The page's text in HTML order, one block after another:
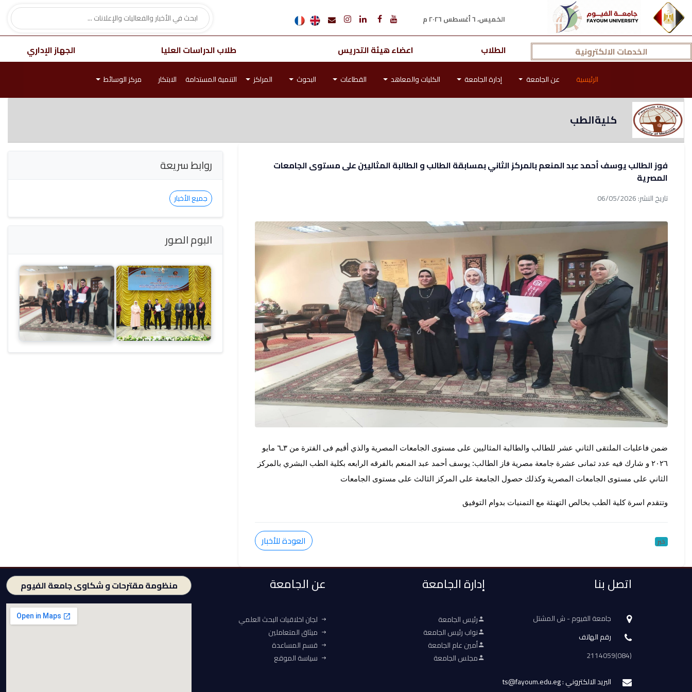
الخميس، ٦ أغسطس ٢٠٢٦ م
الخدمات الالكترونية الطلاب اعضاء هيئة التدريس طلاب الدراسات العليا الجهاز الإداري
الرئيسية عن الجامعة إدارة الجامعة الكليات والمعاهد القطاعات البحوث المراكز التنمية المستدامة الابتكار مركز الوسائط
كليةالطب
فوز الطالب يوسف أحمد عبد المنعم بالمركز الثاني بمسابقة الطالب و الطالبة المثاليين على مستوى الجامعات
المصرية
تاريخ النشر: 06/05/2026
الثاني على مستوى الجامعات المصرية وكذلك حصول الجامعة على المركز الثالث على مستوى الجامعات
وتتقدم اسرة كلية الطب بخالص التهنئة مع التمنيات بدوام التوفيق
خبر العودة للأخبار
روابط سريعة
جميع الأخبار
البوم الصور
اتصل بنا
جامعة الفيوم - ش المشتل
رقم الهاتف
(084)2114059
البريد الالكتروني : ts@fayoum.edu.eg
إدارة الجامعة
رئيس الجامعة
نواب رئيس الجامعة
أمين عام الجامعة
مجلس الجامعة
عن الجامعة
لجان اخلاقيات البحث العلمي
ميثاق المتعاملين
قسم المساعدة
سياسة الموقع
منظومة مقترحات و شكاوى جامعة الفيوم